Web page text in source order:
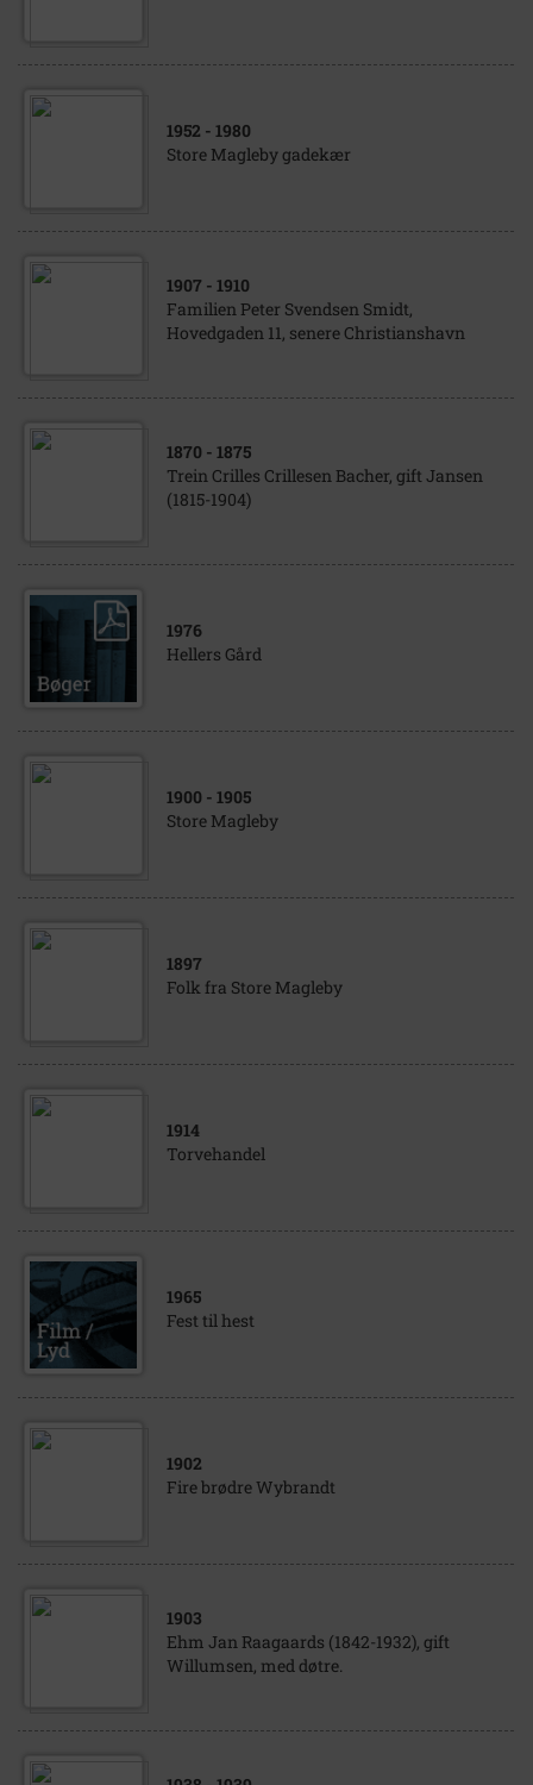
1952 - 1980
Store Magleby gadekær
1907 - 1910
Familien Peter Svendsen Smidt,
Hovedgaden 11, senere Christianshavn
1870 - 1875
Trein Crilles Crillesen Bacher, gift Jansen
(1815-1904)
1976
Hellers Gård
1900 - 1905
Store Magleby
1897
Folk fra Store Magleby
1914
Torvehandel
1965
Fest til hest
1902
Fire brødre Wybrandt
1903
Ehm Jan Raagaards (1842-1932), gift
Willumsen, med døtre.